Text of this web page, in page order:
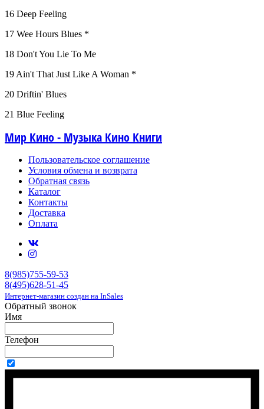
16 Deep Feeling
17 Wee Hours Blues *
18 Don't You Lie To Me
19 Ain't That Just Like A Woman *
20 Driftin' Blues
21 Blue Feeling
Мир Кино - Музыка Кино Книги
Пользовательское соглашение
Условия обмена и возврата
Обратная связь
Каталог
Контакты
Доставка
Оплата
8(985)755-59-53
8(495)628-51-45
Интернет-магазин создан на InSales
Обратный звонок
Имя
Телефон